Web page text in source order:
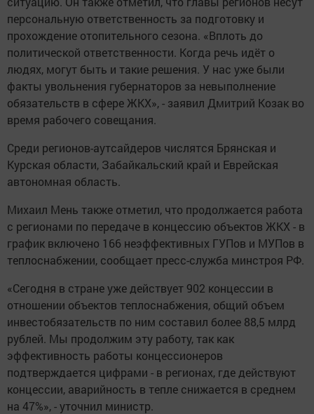
персональную ответственность за подготовку и
прохождение отопительного сезона. «Вплоть до
политической ответственности. Когда речь идёт о
людях, могут быть и такие решения. У нас уже были
факты увольнения губернаторов за невыполнение
обязательств в сфере ЖКХ», - заявил Дмитрий Козак во
время рабочего совещания.
Среди регионов-аутсайдеров числятся Брянская и
Курская области, Забайкальский край и Еврейская
автономная область.
Михаил Мень также отметил, что продолжается работа
с регионами по передаче в концессию объектов ЖКХ - в
график включено 166 неэффективных ГУПов и МУПов в
теплоснабжении, сообщает пресс-служба минстроя РФ.
«Сегодня в стране уже действует 902 концессии в
отношении объектов теплоснабжения, общий объем
инвестобязательств по ним составил более 88,5 млрд
рублей. Мы продолжим эту работу, так как
эффективность работы концессионеров
подтверждается цифрами - в регионах, где действуют
концессии, аварийность в тепле снижается в среднем
на 47%», - уточнил министр.